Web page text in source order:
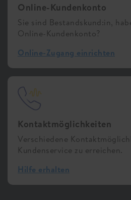
Online-Kundenkonto
Sie sind Bestandskund:in,
Online-Kundenkonto?
Online-Zugang einrichten
Kontaktmöglichkeiten
Verschiedene
Kundenservice zu erreichen.
Hilfe erhalten